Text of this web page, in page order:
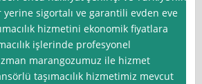
yerine sigortalı ve garantili evden eve
hizmetini ekonomik fiyatlara
işlerinde profesyonel
marangozumuz ile hizmet
taşımacılık hizmetimiz mevcut